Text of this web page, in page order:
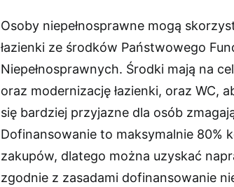
Osoby niepełnosprawne mogą
łazienki ze środków Państwowego
Niepełnosprawnych. Środki mają na
oraz modernizację łazienki, oraz WC,
się bardziej przyjazne dla osób
Dofinansowanie to maksymalnie 80%
zakupów, dlatego można uzyskać
zgodnie z zasadami dofinansowanie